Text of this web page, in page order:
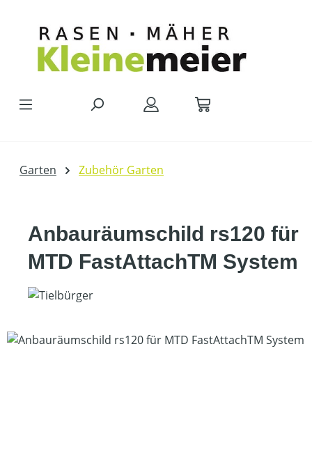
Garten Zubehör Garten
Anbauräumschild rs120 für
MTD FastAttachTM System
Bildergalerie überspringen